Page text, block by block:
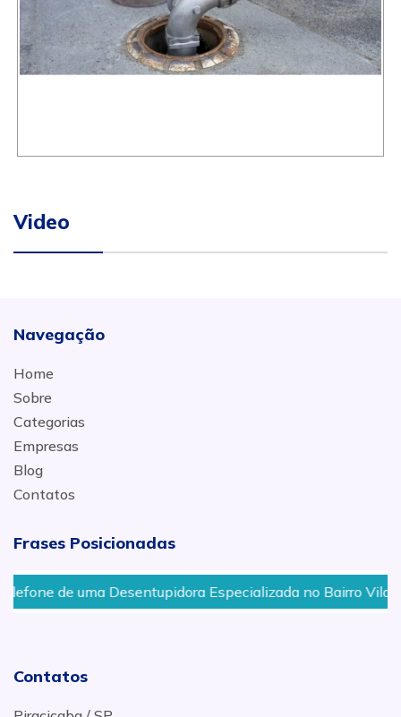
Video
Navegação
Home
Sobre
Categorias
Empresas
Blog
Contatos
Frases Posicionadas
de uma Desentupidora Especializada no Bairro Vila
Contatos